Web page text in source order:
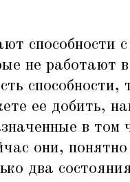
способности
не работают
способности,
ее добить,
в том
они,
два